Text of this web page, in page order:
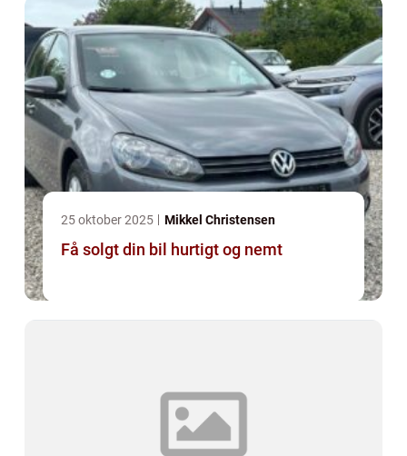
25 oktober 2025 Mikkel Christensen
Få solgt din bil hurtigt og nemt